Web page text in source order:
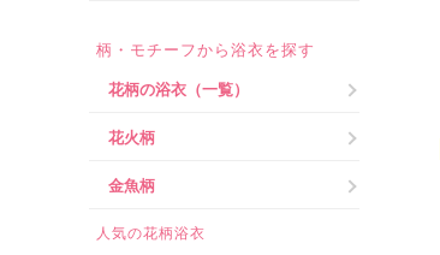
柄・モチーフから浴衣を探す
花柄の浴衣（一覧）
花火柄
金魚柄
人気の花柄浴衣